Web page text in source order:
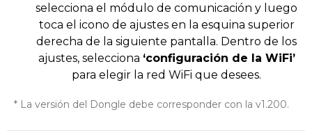
selecciona el módulo de comunicación y luego
toca el icono de ajustes en la esquina superior
derecha de la siguiente pantalla. Dentro de los
ajustes, selecciona ‘configuración de la WiFi’
para elegir la red WiFi que desees.
* La versión del Dongle debe corresponder con la v1.200.